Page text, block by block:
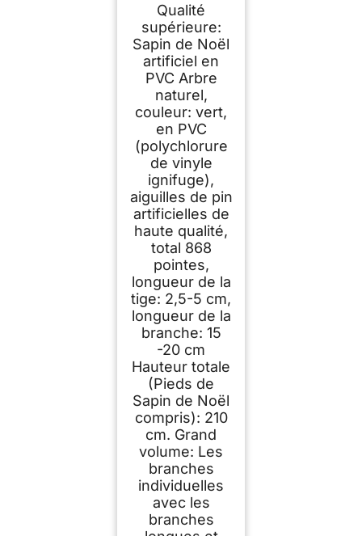
Noel avec 868
Pointes de Branche,
Gants et Pieds de
Sapin de Noël en
Métal, Lgnifuge,
Assemblage Rapide
Qualité
supérieure:
Sapin de Noël
artificiel en
PVC Arbre
naturel,
couleur: vert,
en PVC
(polychlorure
de vinyle
ignifuge),
aiguilles de pin
artificielles de
haute qualité,
total 868
pointes,
longueur de la
tige: 2,5-5 cm,
longueur de la
branche: 15
-20 cm
Hauteur totale
(Pieds de
Sapin de Noël
compris): 210
cm. Grand
volume: Les
branches
individuelles
avec les
branches